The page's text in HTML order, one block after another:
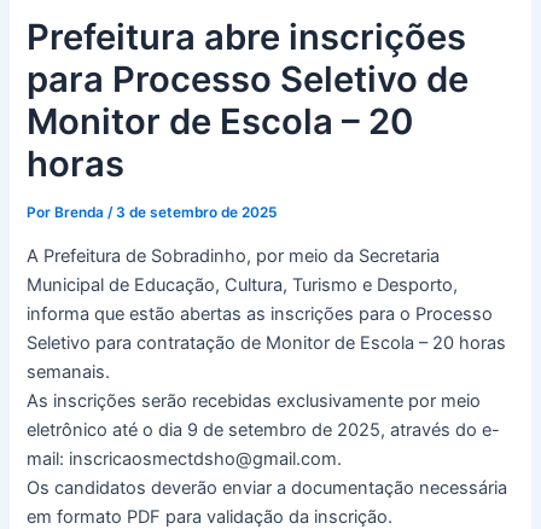
m
Prefeitura abre inscrições
para Processo Seletivo de
Monitor de Escola – 20
horas
Por Brenda/3 de setembro de 2025
A Prefeitura de Sobradinho, por meio da Secretaria
Municipal de Educação, Cultura, Turismo e Desporto,
informa que estão abertas as inscrições para o Processo
Seletivo para contratação de Monitor de Escola – 20 horas
semanais.
As inscrições serão recebidas exclusivamente por meio
eletrônico até o dia 9 de setembro de 2025, através do e-
mail: inscricaosmectdsho@gmail.com.
Os candidatos deverão enviar a documentação necessária
em formato PDF para validação da inscrição.